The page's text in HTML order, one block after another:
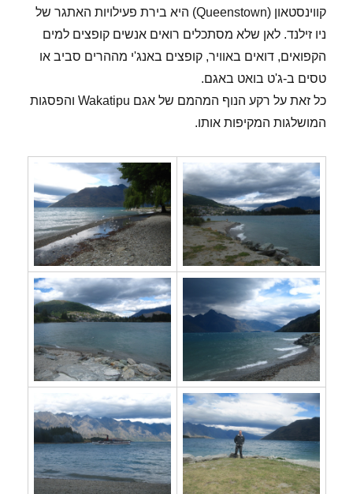
קווינסטאון (Queenstown) היא בירת פעילויות האתגר של
ניו זילנד. לאן שלא מסתכלים רואים אנשים קופצים למים
הקפואים, דואים באוויר, קופצים באנג'י מההרים סביב או
טסים ב-ג'ט בואט באגם.
כל זאת על רקע הנוף המהמם של אגם Wakatipu והפסגות
המושלגות המקיפות אותו.